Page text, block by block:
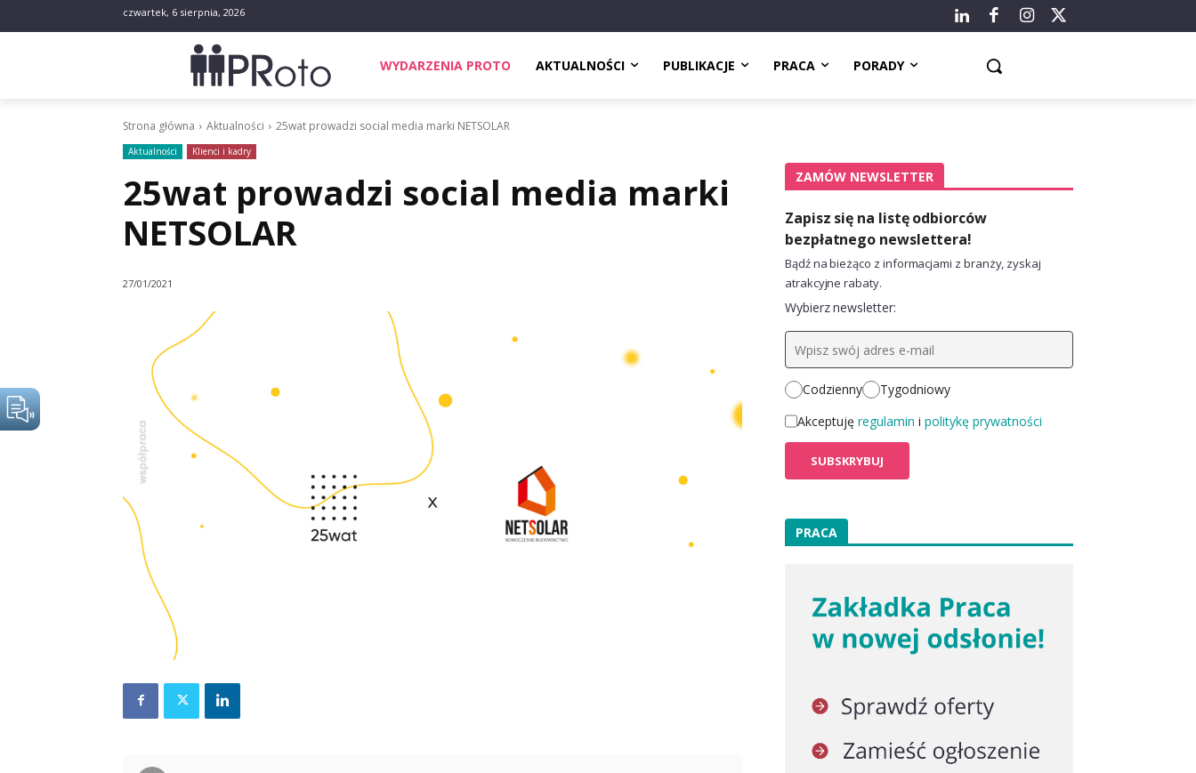
czwartek, 6 sierpnia, 2026
WYDARZENIA PROTO AKTUALNOŚCI PUBLIKACJE PRACA PORADY
Strona główna Aktualności 25wat prowadzi social media marki NETSOLAR
Aktualności Klienci i kadry
25wat prowadzi social media marki
NETSOLAR
27/01/2021
ZAMÓW NEWSLETTER
Zapisz się na listę odbiorców
bezpłatnego newslettera!
Bądź na bieżąco z informacjami z branży, zyskaj
atrakcyjne rabaty.
Wybierz newsletter:
Codzienny
Tygodniowy
Akceptuję regulamin i politykę prywatności
PRACA